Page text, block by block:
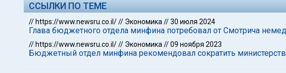
ССЫЛКИ ПО ТЕМЕ
// https://www.newsru.co.il/// Экономика //30 июля 2024
Глава бюджетного отдела минфина потребовал от Смотрича
// https://www.newsru.co.il/// Экономика //09 ноября 2023
Бюджетный отдел минфина рекомендовал сократить